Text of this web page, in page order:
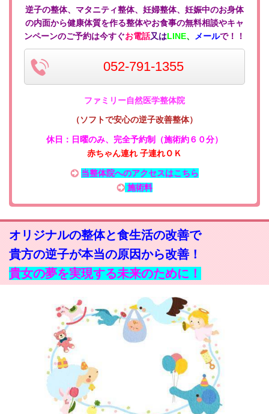
逆子の整体、マタニティ整体、妊婦整体、妊娠中のお身体
の内面から健康体質を作る整体やお食事の無料相談やキャ
ンペーンのご予約は今すぐお電話又はLINE、 メールで！！
052-791-1355
ファミリー自然医学整体院
（ソフトで安心の逆子改善整体）
休日：日曜のみ、 完全予約制（施術約６０分）
赤ちゃん連れ 子連れＯＫ
当整体院へのアクセスはこちら
施術料
オリジナルの整体と食生活の改善で
貴方の逆子が本当の原因から改善！
貴女の夢を実現する未来のために！